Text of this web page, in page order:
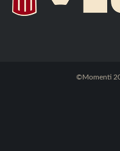
©Momenti